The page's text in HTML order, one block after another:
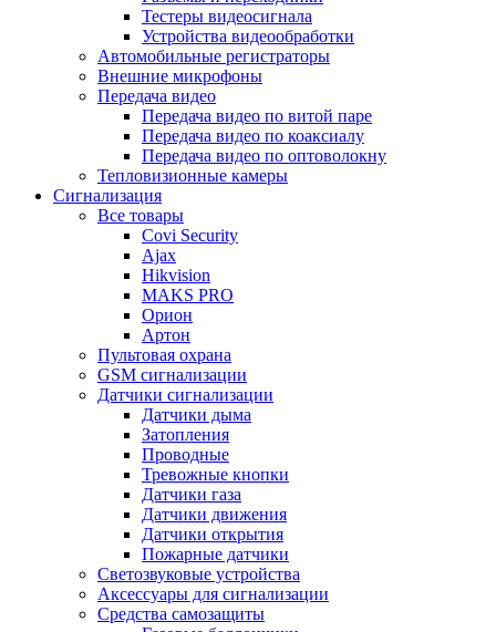
Тестеры видеосигнала
Устройства видеообработки
Автомобильные регистраторы
Внешние микрофоны
Передача видео
Передача видео по витой паре
Передача видео по коаксиалу
Передача видео по оптоволокну
Тепловизионные камеры
Сигнализация
Все товары
Covi Security
Ajax
Hikvision
MAKS PRO
Орион
Артон
Пультовая охрана
GSM сигнализации
Датчики сигнализации
Датчики дыма
Затопления
Проводные
Тревожные кнопки
Датчики газа
Датчики движения
Датчики открытия
Пожарные датчики
Светозвуковые устройства
Аксессуары для сигнализации
Средства самозащиты